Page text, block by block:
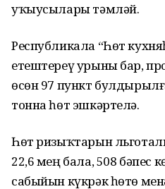
уҡыусылары тәмләй.
Республикала “Һөт
етештереү урыны бар,
өсөн 97 пункт
тонна һөт эшкәртелә.
Һөт ризыҡтарын
22,6 мең бала, 508 бәпес
сабыйын күкрәк һөтө